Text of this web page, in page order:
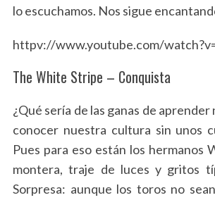
lo escuchamos. Nos sigue
httpv://www.youtube.com/
The White Stripe – Conquista
¿Qué sería de las ganas de
conocer nuestra cultura sin unos
Pues para eso están los hermanos
montera, traje de luces y gritos
Sorpresa: aunque los toros no